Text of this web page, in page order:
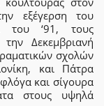
εξέγερση του
του ‘91, τους
Δεκεμβριανή
σχολών
και Πάτρα
και σίγουρα
στους υψηλά